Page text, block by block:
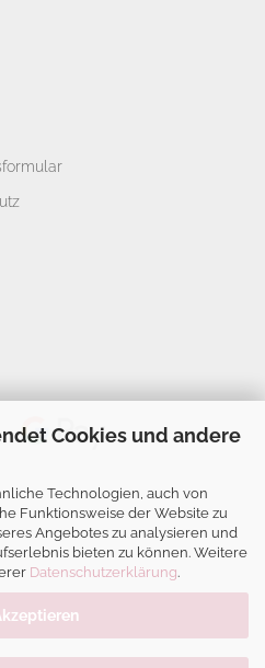
Cookies und andere
Technologien, auch von
Funktionsweise der Website zu
Angebotes zu analysieren und
bieten zu können. Weitere
Datenschutzerklärung.